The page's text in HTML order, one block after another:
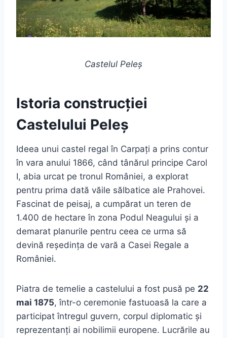
Castelul Peleș
Istoria construcției
Castelului Peleș
Ideea unui castel regal în Carpați a prins contur
în vara anului 1866, când tânărul principe Carol
I, abia urcat pe tronul României, a explorat
pentru prima dată văile sălbatice ale Prahovei.
Fascinat de peisaj, a cumpărat un teren de
1.400 de hectare în zona Podul Neagului și a
demarat planurile pentru ceea ce urma să
devină reședința de vară a Casei Regale a
României.
Piatra de temelie a castelului a fost pusă pe 22
mai 1875, într-o ceremonie fastuoasă la care a
participat întregul guvern, corpul diplomatic și
reprezentanți ai nobilimii europene. Lucrările au